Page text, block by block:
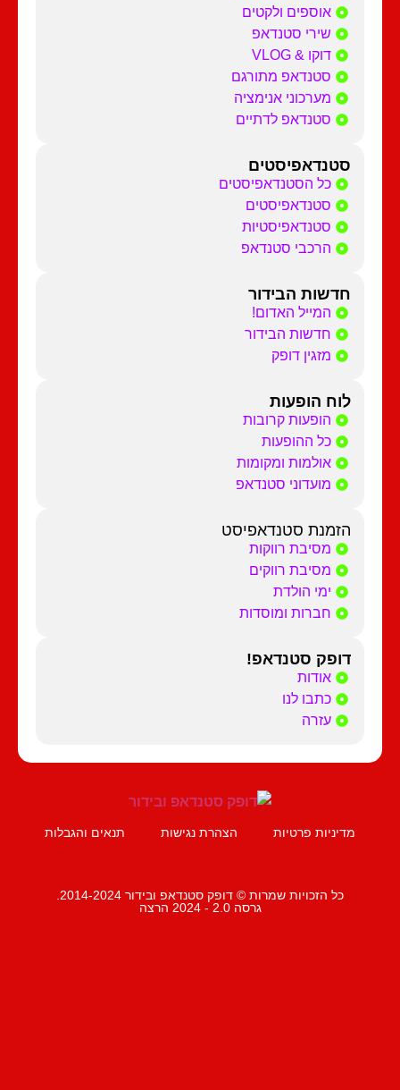
אוספים ולקטים
שירי סטנדאפ
דוקו & VLOG
סטנדאפ מתורגם
מערכוני אנימציה
סטנדאפ לדתיים
סטנדאפיסטים
כל הסטנדאפיסטים
סטנדאפיסטים
סטנדאפיסטיות
הרכבי סטנדאפ
חדשות הבידור
המייל האדום!
חדשות הבידור
מזגין דופק
לוח הופעות
הופעות קרובות
כל ההופעות
אולמות ומקומות
מועדוני סטנדאפ
הזמנת סטנדאפיסט
מסיבת רווקות
מסיבת רווקים
ימי הולדת
חברות ומוסדות
דופק סטנדאפ!
אודות
כתבו לנו
עזרה
מדיניות פרטיות הצהרת נגישות תנאים והגבלות
כל הזכויות שמרות © דופק סטנדאפ ובידור 2014-2024.
גרסה 2.0 - 2024 הרצה